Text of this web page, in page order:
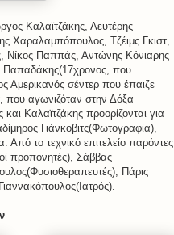
Καλαϊτζάκης, Λευτέρης
Χαραλαμπόπουλος, Τζέιμς Γκιστ,
Νίκος Παππάς, Αντώνης Κόνιαρης
Παπαδάκης(17χρονος, που
Αμερικανός σέντερ που έπαιζε
που αγωνιζόταν στην Δόξα
Καλαϊτζάκης προορίζονται για
Γιάνκοβιτς(Φωτογραφία),
το τεχνικό επιτελείο παρόντες
προπονητές), Σάββας
Πάρις